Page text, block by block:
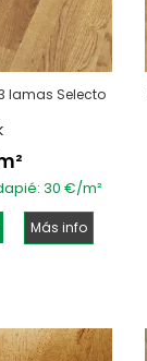
lamas Selecto
30 €/m²
Más info